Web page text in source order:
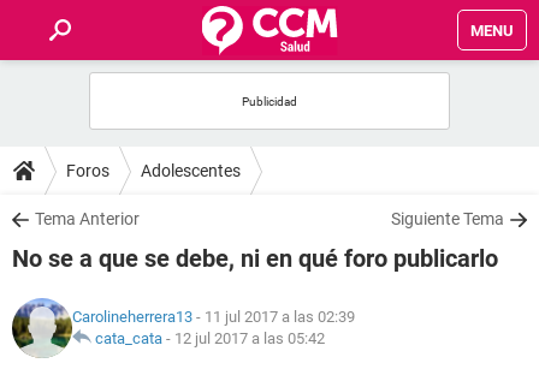
MENU
FOROS
SALUD
NUTRICIÓN
Foros Adolescentes
Tema Anterior Siguiente Tema
No se a que se debe, ni en qué foro publicarlo
Carolineherrera13 - 11 jul 2017 a las 02:39
cata_cata - 12 jul 2017 a las 05:42